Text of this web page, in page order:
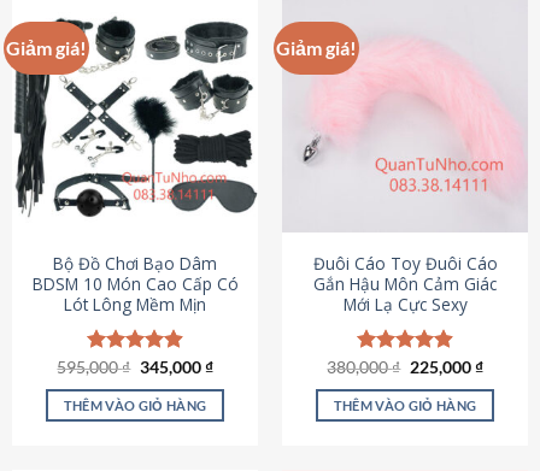
có
nhiều
biến
thể.
Các
tùy
chọn
có
chọn
trên
trang
sản
phẩm
biến
thể.
chọn
chọn
trên
trang
sản
phẩm
Giảm giá!
Bộ Đồ Chơi Bạo Dâm
BDSM 10 Món Cao Cấp Có
Lót Lông Mềm Mịn
Được xếp
hạng4.88
5 sao
595,000₫ Giá
là:
595,000 ₫.
345,000₫Giá
tại
THÊM VÀO GIỎ HÀNG
Giảm giá!
Đuôi Cáo Toy Đuôi Cáo
Gắn Hậu Môn Cảm Giác
Mới Lạ Cực Sexy
Được xếp
hạng4.88
5 sao
380,000₫ Giá
là:
380,000 ₫.
225,000₫Giá
tại
THÊM VÀO GIỎ HÀNG